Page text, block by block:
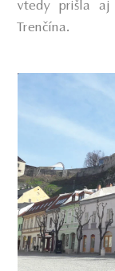
vtedy prišla
Trenčína.